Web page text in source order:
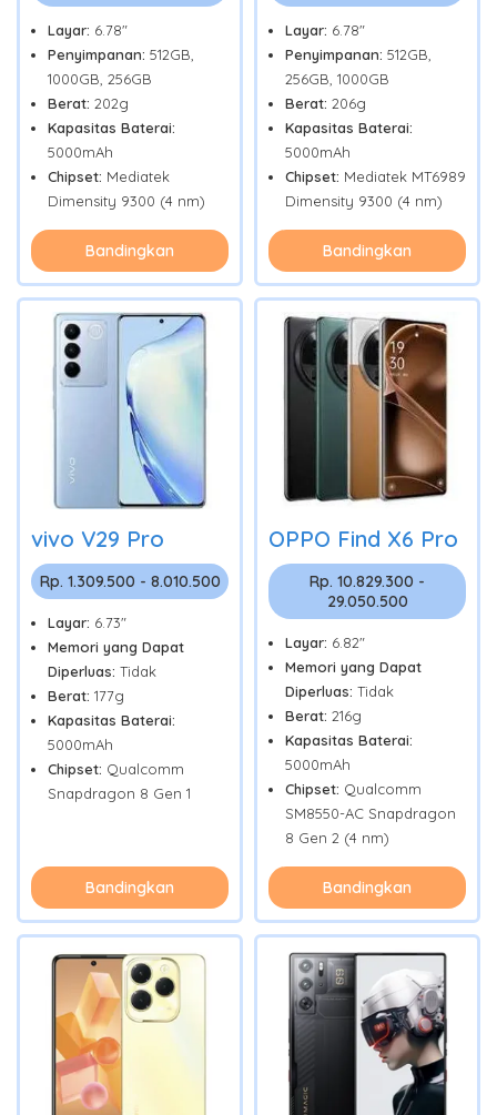
Layar: 6.78"
Penyimpanan: 512GB,
1000GB, 256GB
Berat: 202g
Kapasitas Baterai:
5000mAh
Chipset: Mediatek
Dimensity 9300 (4 nm)
Bandingkan
Layar: 6.78"
Penyimpanan: 512GB,
256GB, 1000GB
Berat: 206g
Kapasitas Baterai:
5000mAh
Chipset: Mediatek MT6989
Dimensity 9300 (4 nm)
Bandingkan
vivo V29 Pro
Rp. 1.309.500 - 8.010.500
Layar: 6.73"
Memori yang Dapat
Diperluas: Tidak
Berat: 177g
Kapasitas Baterai:
5000mAh
Chipset: Qualcomm
Snapdragon 8 Gen 1
Bandingkan
OPPO Find X6 Pro
Rp. 10.829.300 -
29.050.500
Layar: 6.82"
Memori yang Dapat
Diperluas: Tidak
Berat: 216g
Kapasitas Baterai:
5000mAh
Chipset: Qualcomm
SM8550-AC Snapdragon
8 Gen 2 (4 nm)
Bandingkan